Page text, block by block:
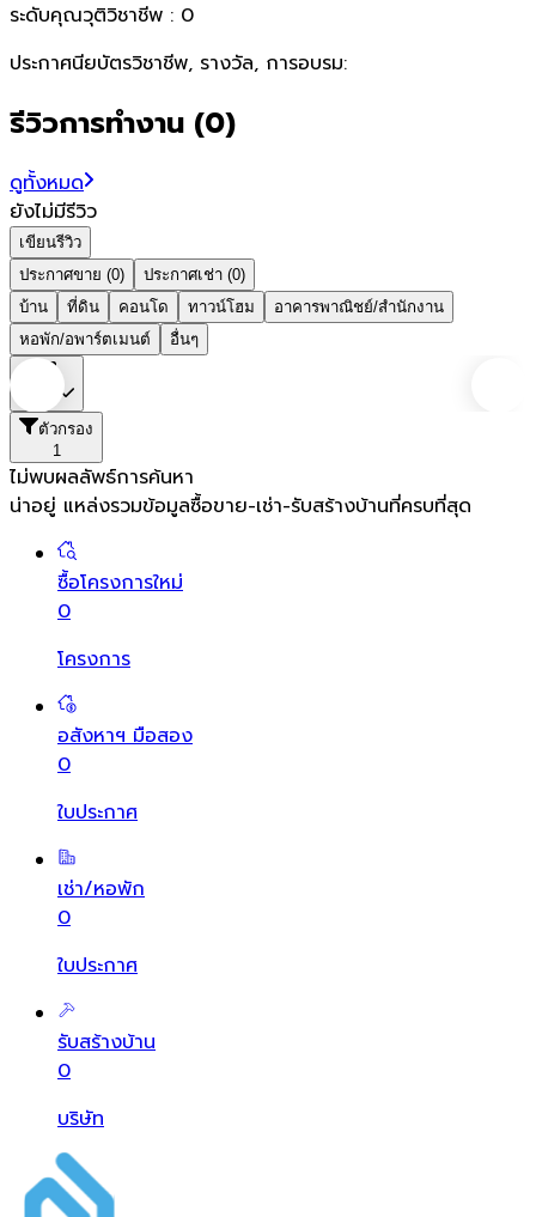
ระดับคุณวุติวิชาชีพ : 0
ประกาศนียบัตรวิชาชีพ, รางวัล, การอบรม:
รีวิวการทำงาน (0)
ดูทั้งหมด
ยังไม่มีรีวิว
เขียนรีวิว
ประกาศขาย (0)
ประกาศเช่า (0)
บ้าน
ที่ดิน คอนโด ทาวน์โฮม
อาคารพาณิชย์/สำนักงาน
หอพัก/อพาร์ตเมนต์
อื่นๆ
ตัวกรอง
1
ไม่พบผลลัพธ์การค้นหา
น่าอยู่ แหล่งรวมข้อมูลซื้อขาย-เช่า-รับสร้างบ้านที่ครบที่สุด
ซื้อโครงการใหม่
0
โครงการ
อสังหาฯ มือสอง
0
ใบประกาศ
เช่า/หอพัก
0
ใบประกาศ
รับสร้างบ้าน
0
บริษัท